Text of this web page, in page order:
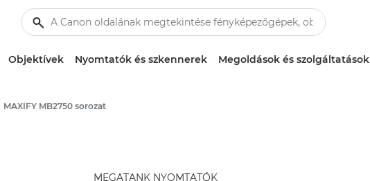
Objektívek Nyomtatók és szkennerek Megoldások és szolgáltatások
MAXIFY MB2750 sorozat
MEGATANK NYOMTATÓK